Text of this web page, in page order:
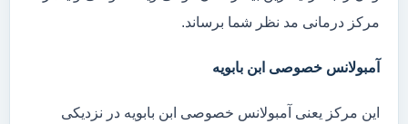
مرکز درمانی مد نظر شما برساند.
آمبولانس خصوصی ابن بابویه
این مرکز یعنی آمبولانس خصوصی ابن بابویه در نزدیکی